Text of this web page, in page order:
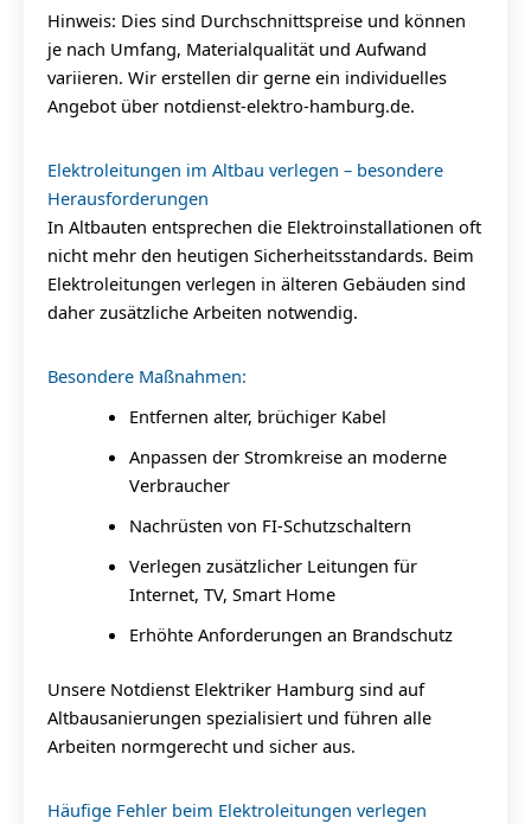
Hinweis: Dies sind Durchschnittspreise und können
je nach Umfang, Materialqualität und Aufwand
variieren. Wir erstellen dir gerne ein individuelles
Angebot über notdienst-elektro-hamburg.de.
Elektroleitungen im Altbau verlegen – besondere
Herausforderungen
In Altbauten entsprechen die Elektroinstallationen oft
nicht mehr den heutigen Sicherheitsstandards. Beim
Elektroleitungen verlegen in älteren Gebäuden sind
daher zusätzliche Arbeiten notwendig.
Besondere Maßnahmen:
Entfernen alter, brüchiger Kabel
Anpassen der Stromkreise an moderne
Verbraucher
Nachrüsten von FI-Schutzschaltern
Verlegen zusätzlicher Leitungen für
Internet, TV, Smart Home
Erhöhte Anforderungen an Brandschutz
Unsere Notdienst Elektriker Hamburg sind auf
Altbausanierungen spezialisiert und führen alle
Arbeiten normgerecht und sicher aus.
Häufige Fehler beim Elektroleitungen verlegen